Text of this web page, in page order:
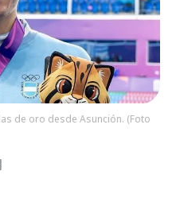
de oro desde Asunción. (Foto